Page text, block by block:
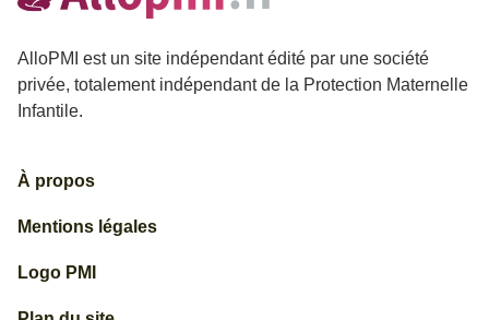
AlloPMI est un site indépendant édité par une société
privée, totalement indépendant de la Protection Maternelle
Infantile.
À propos
Mentions légales
Logo PMI